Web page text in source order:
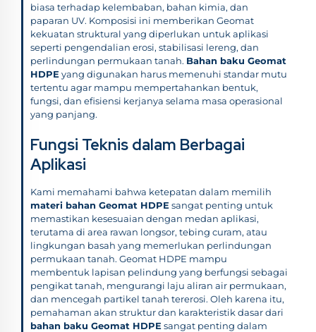
biasa terhadap kelembaban, bahan kimia, dan
paparan UV. Komposisi ini memberikan Geomat
kekuatan struktural yang diperlukan untuk aplikasi
seperti pengendalian erosi, stabilisasi lereng, dan
perlindungan permukaan tanah. Bahan baku Geomat
HDPE yang digunakan harus memenuhi standar mutu
tertentu agar mampu mempertahankan bentuk,
fungsi, dan efisiensi kerjanya selama masa operasional
yang panjang.
Fungsi Teknis dalam Berbagai
Aplikasi
Kami memahami bahwa ketepatan dalam memilih
materi bahan Geomat HDPE sangat penting untuk
memastikan kesesuaian dengan medan aplikasi,
terutama di area rawan longsor, tebing curam, atau
lingkungan basah yang memerlukan perlindungan
permukaan tanah. Geomat HDPE mampu
membentuk lapisan pelindung yang berfungsi sebagai
pengikat tanah, mengurangi laju aliran air permukaan,
dan mencegah partikel tanah tererosi. Oleh karena itu,
pemahaman akan struktur dan karakteristik dasar dari
bahan baku Geomat HDPE sangat penting dalam